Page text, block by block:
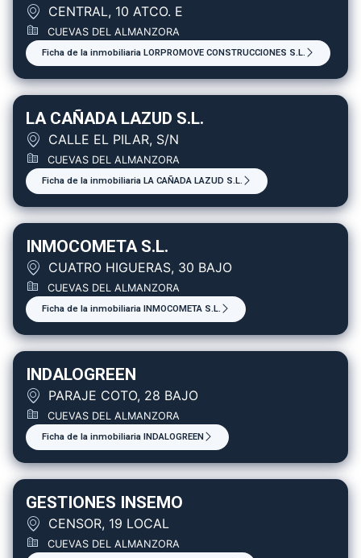
CENTRAL, 10 ATCO. E
CUEVAS DEL ALMANZORA
Ficha de la inmobiliaria LORPROMOVE CONSTRUCCIONES S.L.
LA CAÑADA LAZUD S.L.
CALLE EL PILAR, S/N
CUEVAS DEL ALMANZORA
Ficha de la inmobiliaria LA CAÑADA LAZUD S.L.
INMOCOMETA S.L.
CUATRO HIGUERAS, 30 BAJO
CUEVAS DEL ALMANZORA
Ficha de la inmobiliaria INMOCOMETA S.L.
INDALOGREEN
PARAJE COTO, 28 BAJO
CUEVAS DEL ALMANZORA
Ficha de la inmobiliaria INDALOGREEN
GESTIONES INSEMO
CENSOR, 19 LOCAL
CUEVAS DEL ALMANZORA